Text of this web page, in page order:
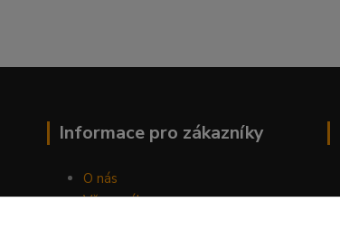
Informace pro zákazníky
O nás
Vše o nákupu